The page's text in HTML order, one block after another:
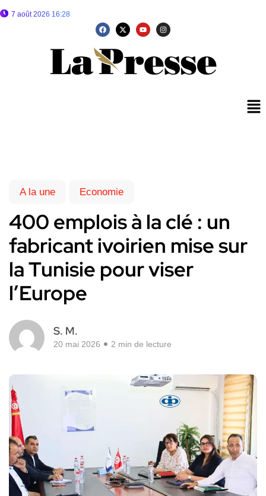
7 août 2026 16:28
A la une Economie
400 emplois à la clé : un
fabricant ivoirien mise sur
la Tunisie pour viser
l’Europe
S. M.
20 mai 2026 2 min de lecture